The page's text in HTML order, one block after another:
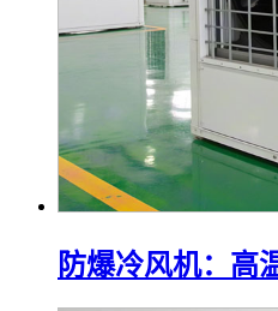
防爆冷风机：高